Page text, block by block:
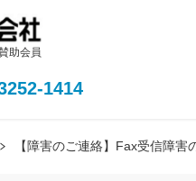
助会員
1414
【障害のご連絡】Fax受信障害